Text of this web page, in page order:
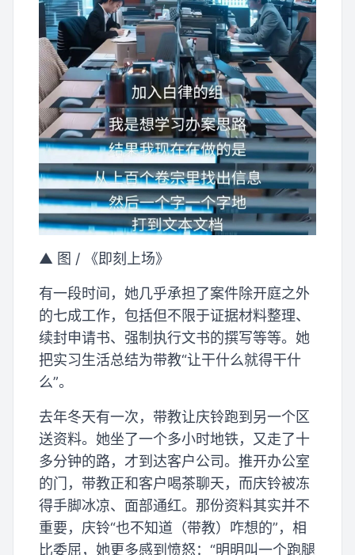
▲ 图 / 《即刻上场》
有一段时间，她几乎承担了案件除开庭之外
的七成工作，包括但不限于证据材料整理、
续封申请书、强制执行文书的撰写等等。她
把实习生活总结为带教“让干什么就得干什
么”。
去年冬天有一次，带教让庆铃跑到另一个区
送资料。她坐了一个多小时地铁，又走了十
多分钟的路，才到达客户公司。推开办公室
的门，带教正和客户喝茶聊天，而庆铃被冻
得手脚冰凉、面部通红。那份资料其实并不
重要，庆铃“也不知道（带教）咋想的”，相
比委屈，她更多感到愤怒：“明明叫一个跑腿